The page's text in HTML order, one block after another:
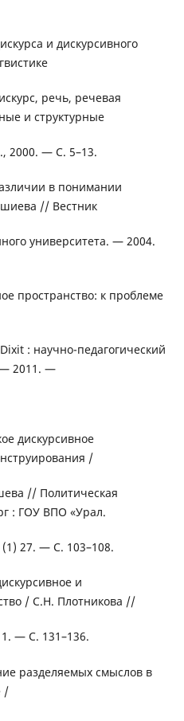
и дискурсивного
речь, речевая
и структурные
2000. — С. 5–13.
в понимании
// Вестник
университета. — 2004.
пространство: к проблеме
: научно-педагогический
2011. —
дискурсивное
/
// Политическая
: ГОУ ВПО «Урал.
27. — C. 103–108.
и
/ С.Н. Плотникова //
— С. 131–136.
разделяемых смыслов в
/